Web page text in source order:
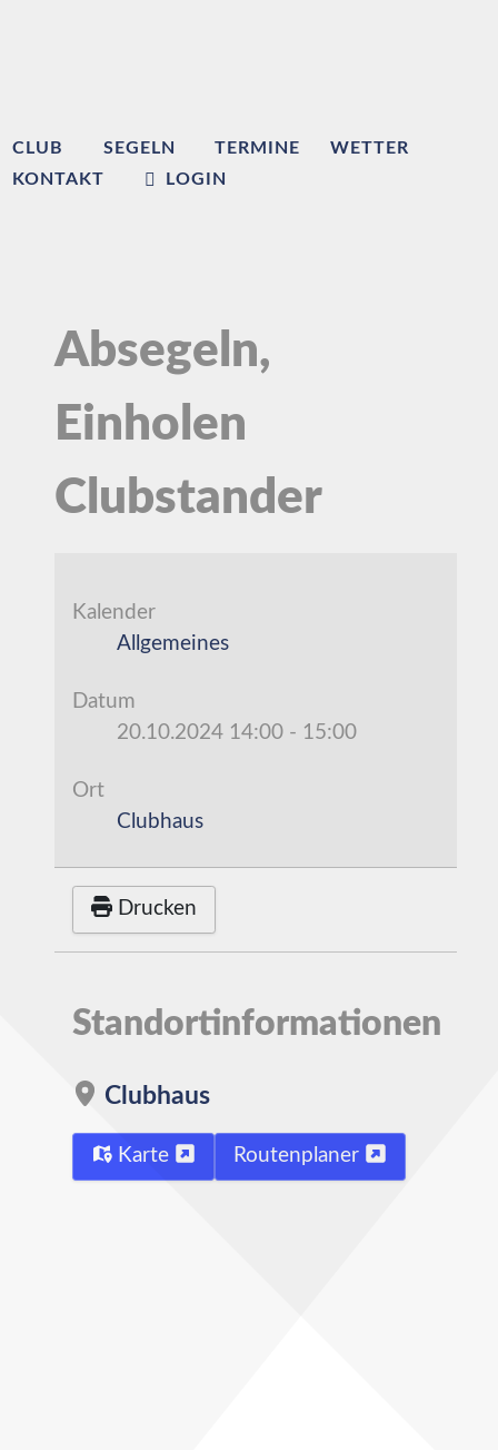
CLUB SEGELN TERMINE
WETTER
KONTAKT
LOGIN
Absegeln,
Einholen
Clubstander
Kalender
Allgemeines
Datum
20.10.2024 14:00 - 15:00
Ort
Clubhaus
Drucken
Standortinformationen
Clubhaus
Karte Routenplaner